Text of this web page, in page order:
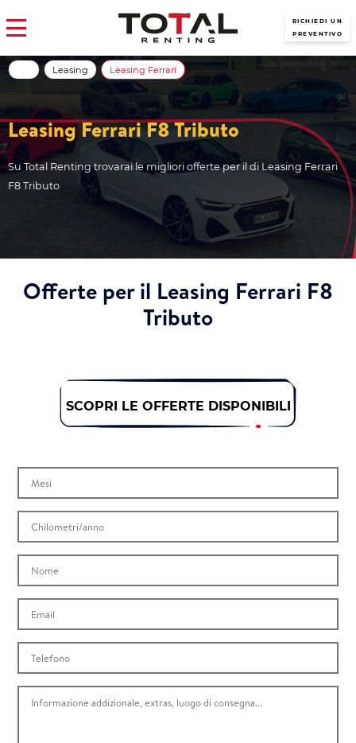
RICHIEDI UN
PREVENTIVO
Leasing Ferrari F8 Tributo
Su Total Renting trovarai le migliori offerte per il di Leasing Ferrari
F8 Tributo
Leasing Leasing Ferrari
Offerte per il Leasing Ferrari F8
Tributo
SCOPRI LE OFFERTE DISPONIBILI